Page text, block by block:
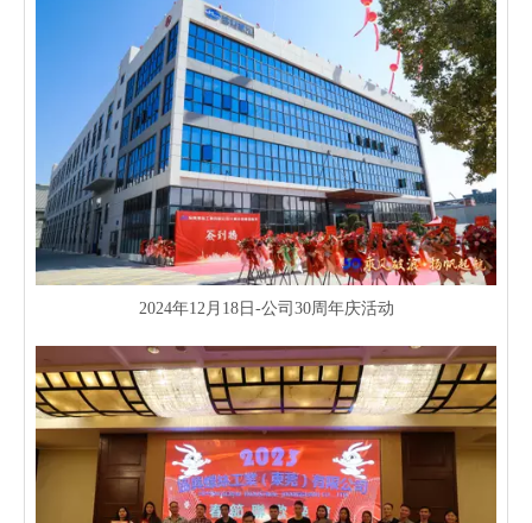
2024年12月18日-公司30周年庆活动